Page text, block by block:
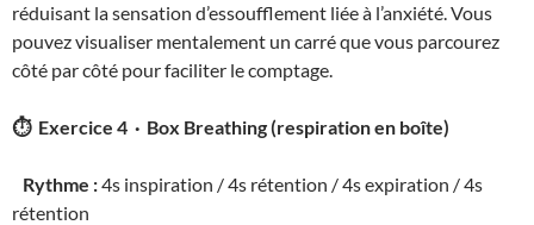
réduisant la sensation d’essoufflement liée à l’anxiété. Vous
pouvez visualiser mentalement un carré que vous parcourez
côté par côté pour faciliter le comptage.
⏱ Exercice 4 · Box Breathing (respiration en boîte)
Rythme :4s inspiration / 4s rétention / 4s expiration / 4s
rétention